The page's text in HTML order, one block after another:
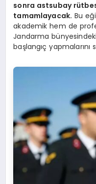
sonra astsubay
tamamlayacak. Bu
akademik hem de
Jandarma
başlangıç yapmalarını